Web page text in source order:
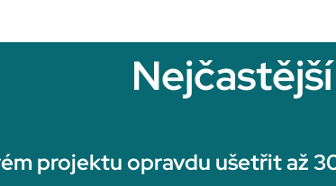
projektu opravdu ušetřit až